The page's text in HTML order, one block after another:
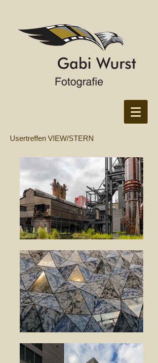
Usertreffen VIEW/STERN